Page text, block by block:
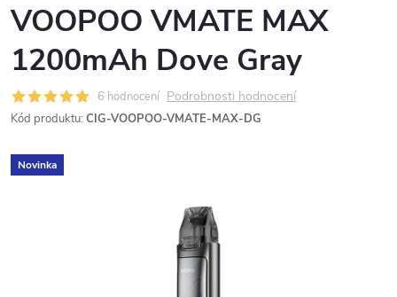
VOOPOO VMATE MAX
1200mAh Dove Gray
6 hodnocení Podrobnosti hodnocení
Kód produktu: CIG-VOOPOO-VMATE-MAX-DG
Novinka